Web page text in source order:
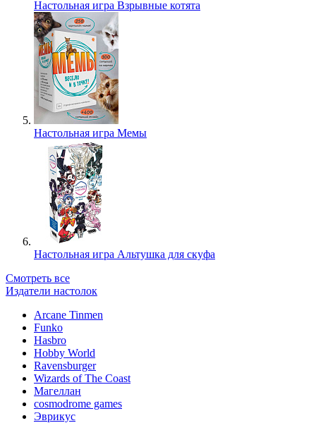
Настольная игра Взрывные котята
Настольная игра Мемы
Настольная игра Альтушка для скуфа
Смотреть все
Издатели настолок
Arcane Tinmen
Funko
Hasbro
Hobby World
Ravensburger
Wizards of The Coast
Магеллан
сosmodrome games
Эврикус